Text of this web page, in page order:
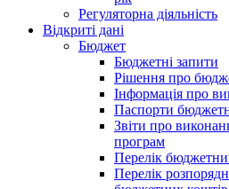
Регуляторна діяльність
Відкриті дані
Бюджет
Бюджетні запити
Рішення про
Інформація про
Паспорти
Звіти про
програм
Перелік
Перелік